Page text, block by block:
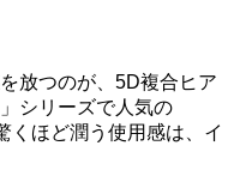
放つのが、5D複合ヒア
シリーズで人気の
くほど潤う使用感は、イ